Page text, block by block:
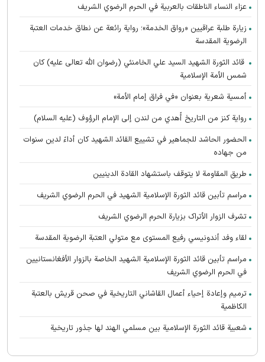
عزاء النساء الناطقات بالعربية في الحرم الرضوي الشريف
زيارة طلبة عراقيين «رواق الخدمة»؛ رواية رائعة عن نطاق خدمات العتبة
الرضوية المقدسة
قائد الثورة الشهيد السيد علي الخامنئي (رضوان الله تعالى عليه) كان
شمس الأمة الإسلامية
أمسية شعرية بعنوان «في فراق إمام الأمة»
رواية كنز من التاريخ أُهدي من لندن إلى الإمام الرؤوف (عليه السلام)
الحضور الحاشد للجماهير في تشييع القائد الشهيد كان أداءً لدين سنوات
من جهاده
طريق المقاومة لا يتوقف باستشهاد القادة الدينيين
مراسم تأبين قائد الثورة الإسلامية الشهید في الحرم الرضوي الشریف
تشرف الزوار الأتراک بزیارة الحرم الرضوي الشریف
لقاء وفد أندونیسي رفيع المستوى مع متولي العتبة الرضوية المقدسة
مراسم تأبین قائد الثورة الإسلامية الشهيد الخاصة بالزوار الأفغانستانیین
في الحرم الرضوي الشریف
ترميم وإعادة إحياء أعمال القاشاني التاريخية في صحن قريش بالعتبة
الكاظمية
شعبية قائد الثورة الإسلامية بين مسلمي الهند لها جذور تاريخية